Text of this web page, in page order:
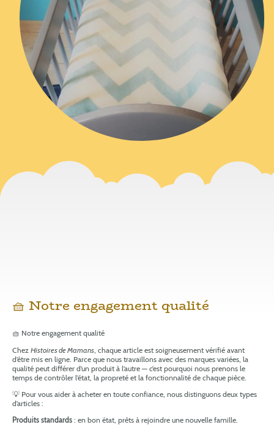
🧺 Notre engagement qualité
🧺 Notre engagement qualité
Chez Histoires de Mamans , chaque article est soigneusement vérifié avant
d’être mis en ligne. Parce que nous travaillons avec des marques variées, la
qualité peut différer d’un produit à l’autre — c’est pourquoi nous prenons le
temps de contrôler l’état, la propreté et la fonctionnalité de chaque pièce.
💡 Pour vous aider à acheter en toute confiance, nous distinguons deux types
d’articles :
Produits standards : en bon état, prêts à rejoindre une nouvelle famille.